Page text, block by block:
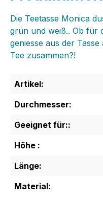
Die Teetasse Monica
grün und weiß.. Ob für
geniesse aus der
Tee zusammen?!
Artikel:
Durchmesser:
Geeignet für::
Höhe :
Länge:
Material: